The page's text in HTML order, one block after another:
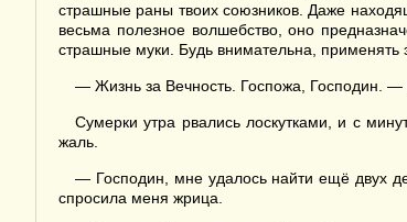
страшные раны твоих союзников. Даже
весьма полезное волшебство, оно
страшные муки. Будь внимательна,
— Жизнь за Вечность. Госпожа, Господин. —
Сумерки утра рвались лоскутками, и с
жаль.
— Господин, мне удалось найти ещё двух
спросила меня жрица.